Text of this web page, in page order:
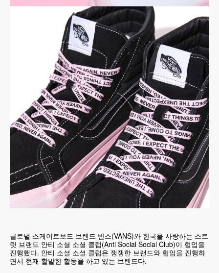
글로벌 스케이트보드 브랜드 반스(VANS)와 한국을 사랑하는 스트
릿 브랜드 안티 소셜 소셜 클럽(Anti Social Social Club)이 협업을
진행했다. 안티 소셜 소셜 클럽은 쟁쟁한 브랜드와 협업을 진행하
면서 현재 활발한 활동을 하고 있는 브랜드다.